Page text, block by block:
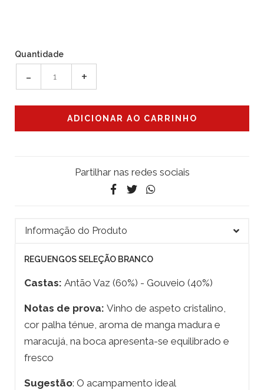
Quantidade
- +
Partilhar nas redes sociais
Informação do Produto
REGUENGOS SELEÇÃO BRANCO
Castas: Antão Vaz (60%) - Gouveio (40%)
Notas de prova: Vinho de aspeto cristalino,
cor palha ténue, aroma de manga madura e
maracujá, na boca apresenta-se equilibrado e
fresco
Sugestão: O acampamento ideal